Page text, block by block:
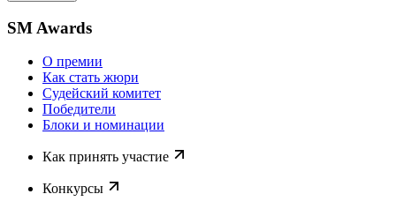
SM Awards
О премии
Как стать жюри
Судейский комитет
Победители
Блоки и номинации
Как принять участие
Конкурсы